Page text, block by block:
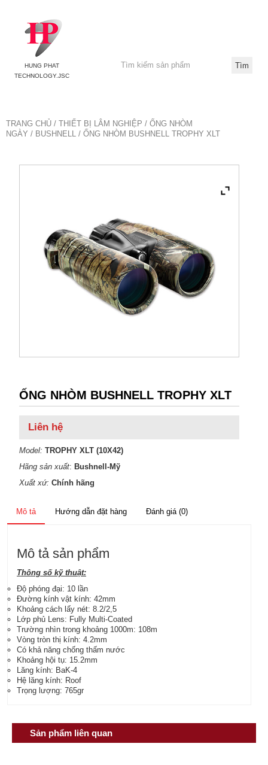
HUNG PHAT
TECHNOLOGY.JSC
TRANG CHỦ / THIẾT BỊ LÂM NGHIỆP / ỐNG NHÒM
NGÀY / BUSHNELL / ỐNG NHÒM BUSHNELL TROPHY XLT
ỐNG NHÒM BUSHNELL TROPHY XLT
Liên hệ
Model: TROPHY XLT (10X42)
Hãng sản xuất: Bushnell-Mỹ
Xuất xứ: Chính hãng
Mô tả Hướng dẫn đặt hàng Đánh giá (0)
Mô tả sản phẩm
Thông số kỹ thuật:
Độ phóng đại: 10 lần
Đường kính vật kính: 42mm
Khoảng cách lấy nét: 8.2/2,5
Lớp phủ Lens: Fully Multi-Coated
Trường nhìn trong khoảng 1000m: 108m
Vòng tròn thị kính: 4.2mm
Có khả năng chống thấm nước
Khoảng hội tụ: 15.2mm
Lăng kính: BaK-4
Hệ lăng kính: Roof
Trọng lượng: 765gr
Sản phẩm liên quan